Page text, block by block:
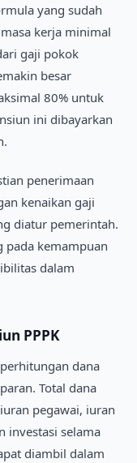
yang sudah
kerja minimal
gaji pokok
besar
80% untuk
ini dibayarkan
penerimaan
kenaikan gaji
diatur pemerintah.
pada kemampuan
dalam
PPPK
dana
Total dana
pegawai, iuran
investasi selama
diambil dalam